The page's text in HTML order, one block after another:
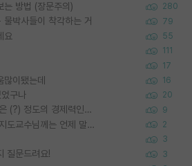
는 방법 (장문주의) 280
박사들이 착각하는 거 79
요 55
111
17
이됐는데 16
구나 20
박사진학하기에 2억은 괜찮은 (?) 정도의 경제력인가요 9
타대학원 컨텍 준비중인데, 지도교수님께는 언제 말씀드려야 할까요? 2
3
질문드려요! 3